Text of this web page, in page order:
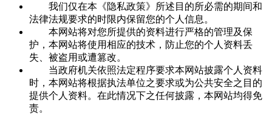
我们仅在本《隐私政策》所述目的所必需的期间和
法律法规要求的时限内保留您的个人信息。
本网站将对您所提供的资料进行严格的管理及保
护，本网站将使用相应的技术，防止您的个人资料丢
失、被盗用或遭篡改。
当政府机关依照法定程序要求本网站披露个人资料
时，本网站将根据执法单位之要求或为公共安全之目的
提供个人资料。在此情况下之任何披露，本网站均得免
责。